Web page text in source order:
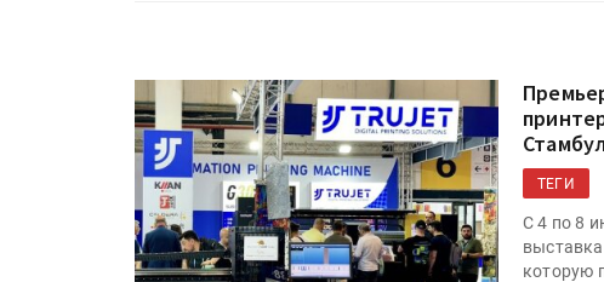
ТЕГИ
С 4 по 8
которую
Росстат опубликовал статистику
объёмах промышленного
производства в стране за первое
полугодие 2026 года